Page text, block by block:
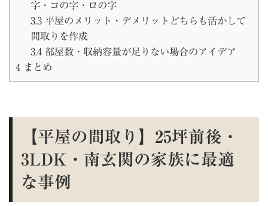
字・コの字・ロの字
3.3平屋のメリット・デメリットどちらも活かして
間取りを作成
3.4部屋数・収納容量が足りない場合のアイデア
4 まとめ
【平屋の間取り】25坪前後・
3LDK・南玄関の家族に最適
な事例